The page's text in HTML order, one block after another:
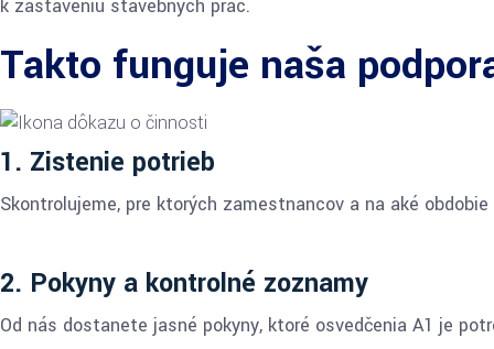
k zastaveniu stavebných prác.
Takto funguje naša
1. Zistenie potrieb
Skontrolujeme, pre ktorých zamestnancov a na aké
2. Pokyny a kontrolné zoznamy
Od nás dostanete jasné pokyny, ktoré osvedčenia A1 je